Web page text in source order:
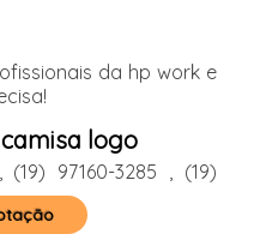
da hp work e
logo
(19) 97160-3285 , (19)